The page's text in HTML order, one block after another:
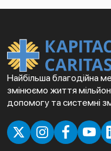
Найбільша благодійна
змінюємо життя
допомогу та системні